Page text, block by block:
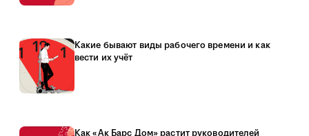
Какие бывают виды рабочего времени и как
вести их учёт
Как «Ак Барс Дом» растит руководителей